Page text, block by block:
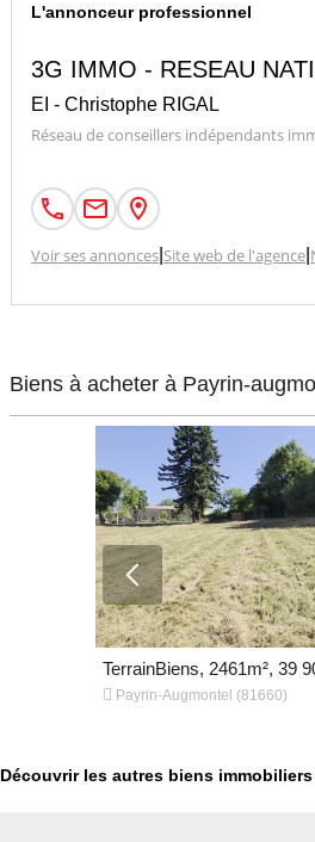
L'annonceur professionnel
3G IMMO - RESEAU
EI - Christophe RIGAL
Réseau de conseillers indépendants
Voir ses annonces| Site web de l'agence|
Biens à acheter à Payrin-
TerrainBiens, 2461m², 39
 Payrin-Augmontel (81660)
Découvrir les autres biens